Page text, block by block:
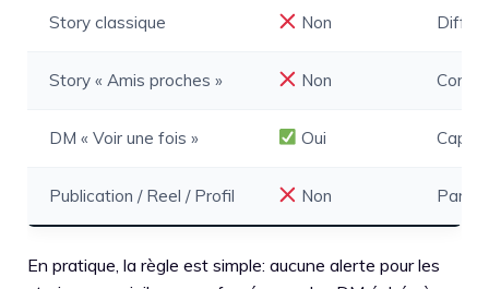
Story classique Non
Story « Amis proches » Non
DM « Voir une fois » Oui
Publication / Reel / Profil Non
En pratique, la règle est simple: aucune alerte pour les